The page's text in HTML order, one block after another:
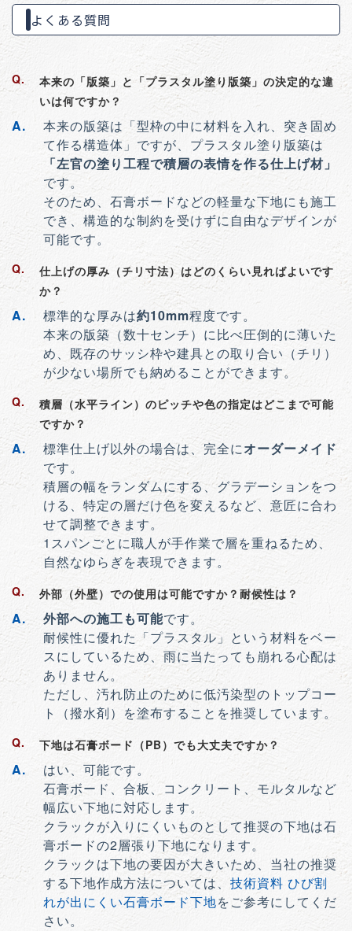
よくある質問
本来の「版築」と「プラスタル塗り版築」の決定的な違
いは何ですか？
本来の版築は「型枠の中に材料を入れ、突き固め
て作る構造体」ですが、プラスタル塗り版築は
「左官の塗り工程で積層の表情を作る仕上げ材」
です。
そのため、石膏ボードなどの軽量な下地にも施工
でき、構造的な制約を受けずに自由なデザインが
可能です。
仕上げの厚み（チリ寸法）はどのくらい見ればよいです
か？
標準的な厚みは約10mm程度です。
本来の版築（数十センチ）に比べ圧倒的に薄いた
め、既存のサッシ枠や建具との取り合い（チリ）
が少ない場所でも納めることができます。
積層（水平ライン）のピッチや色の指定はどこまで可能
ですか？
標準仕上げ以外の場合は、完全にオーダーメイド
です。
積層の幅をランダムにする、グラデーションをつ
ける、特定の層だけ色を変えるなど、意匠に合わ
せて調整できます。
1スパンごとに職人が手作業で層を重ねるため、
自然なゆらぎを表現できます。
外部（外壁）での使用は可能ですか？耐候性は？
外部への施工も可能です。
耐候性に優れた「プラスタル」という材料をベー
スにしているため、雨に当たっても崩れる心配は
ありません。
ただし、汚れ防止のために低汚染型のトップコー
ト（撥水剤）を塗布することを推奨しています。
下地は石膏ボード（PB）でも大丈夫ですか？
はい、可能です。
石膏ボード、合板、コンクリート、モルタルなど
幅広い下地に対応します。
クラックが入りにくいものとして推奨の下地は石
膏ボードの2層張り下地になります。
クラックは下地の要因が大きいため、当社の推奨
する下地作成方法については、 技術資料 ひび割
れが出にくい石膏ボード下地をご参考にしてくだ
さい。